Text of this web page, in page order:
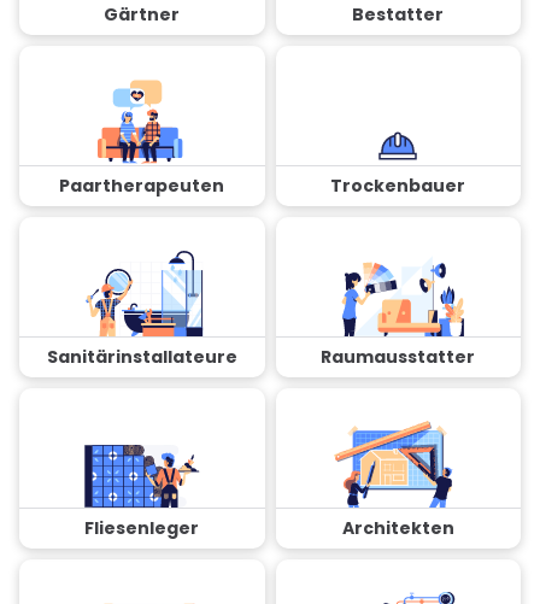
Gärtner Bestatter
Paartherapeuten Trockenbauer
Sanitärinstallateure Raumausstatter
Fliesenleger Architekten